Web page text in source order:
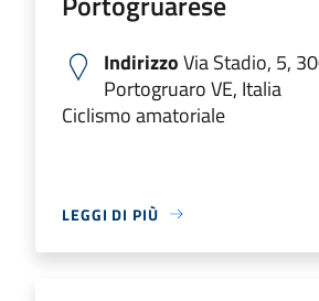
IndirizzoVia Stadio, 5,
Portogruaro VE, Italia
Ciclismo amatoriale
LEGGI DI PIÙ